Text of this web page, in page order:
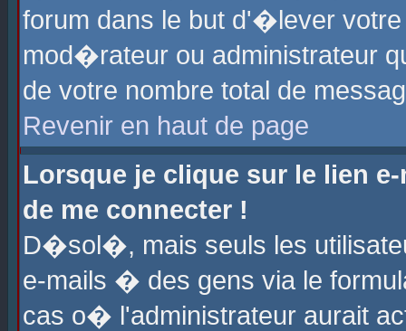
forum dans le but d'�lever
mod�rateur ou administrateur
de votre nombre total de
Revenir en haut de page
Lorsque je clique sur le lien
de me connecter !
D�sol�, mais seuls les
e-mails � des gens via le
cas o� l'administrateur aurait